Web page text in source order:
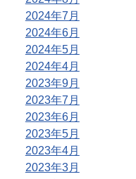
2024年7月
2024年6月
2024年5月
2024年4月
2023年9月
2023年7月
2023年6月
2023年5月
2023年4月
2023年3月